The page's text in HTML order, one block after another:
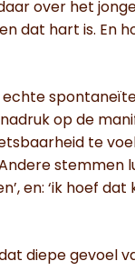
over het
dat hart is. En
op de
te
stemmen
en: ‘ik hoef
diepe gevoel